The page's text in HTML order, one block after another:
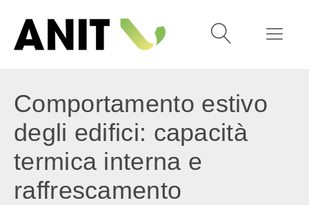
Comportamento estivo
degli edifici: capacità
termica interna e
raffrescamento